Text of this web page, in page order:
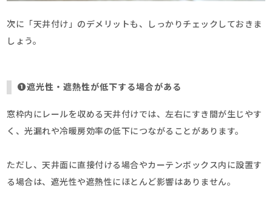
次に「天井付け」のデメリットも、しっかりチェックしておきま
しょう。
➊遮光性・遮熱性が低下する場合がある
窓枠内にレールを収める天井付けでは、左右にすき間が生じやす
く、光漏れや冷暖房効率の低下につながることがあります。
ただし、天井面に直接付ける場合やカーテンボックス内に設置す
る場合は、遮光性や遮熱性にほとんど影響はありません。